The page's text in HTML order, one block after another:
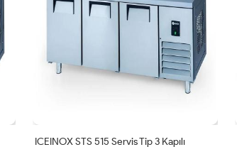
ICEINOX STS 515 Servis Tip 3 Kapılı